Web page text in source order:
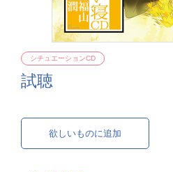
試聴
シチュエーションCD
欲しいものに追加